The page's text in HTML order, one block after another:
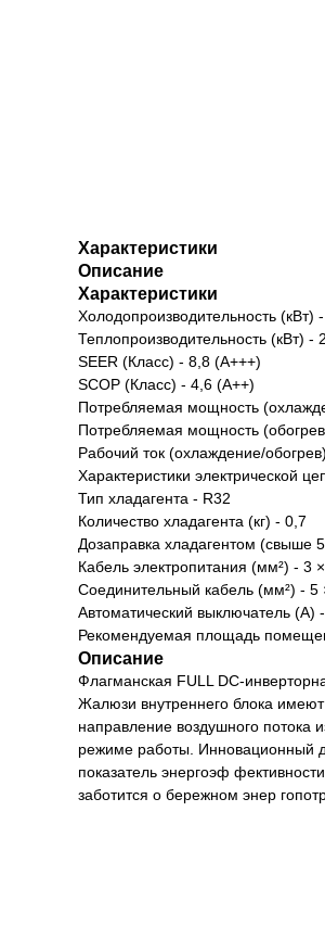
Характеристики
Описание
Характеристики
Холодопроизводительность (кВт)
Теплопроизводительность (кВт) -
SEER (Класс) - 8,8 (A+++)
SCOP (Класс) - 4,6 (A++)
Потребляемая мощность
Потребляемая мощность
Рабочий ток (охлаждение/
Характеристики электрической
Тип хладагента - R32
Количество хладагента (кг) - 0,7
Дозаправка хладагентом (свыше
Кабель электропитания (мм²) - 3
Соединительный кабель (мм²) - 5
Автоматический выключатель (А)
Рекомендуемая площадь
Описание
Флагманская FULL DC-
Жалюзи внутреннего блока
направление воздушного потока
режиме работы. Инновационный
показатель энергоэф
заботится о бережном энер